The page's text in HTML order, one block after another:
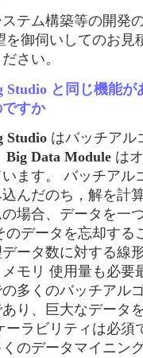
テム構築等の開発
を御伺いしてのお見
さい。
Studio と同じ機能が
すか
Studioはバッチアル
Big Data Moduleは
ます。 バッチアル
んだのち，解を計
場合、データを一
のデータを忘却する
ータ数に対する線
モリ 使用量も必要
多くのバッチアル
り、巨大なデータ
ーラビリティは必須
くのデータマイニン